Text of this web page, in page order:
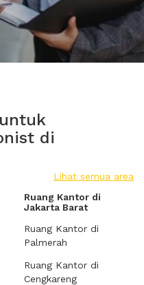
di
Lihat semua area
Ruang Kantor di
Jakarta Barat
Ruang Kantor di
Palmerah
Ruang Kantor di
Cengkareng